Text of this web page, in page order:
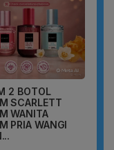
2 BOTOL
SCARLETT
WANITA
PRIA WANGI